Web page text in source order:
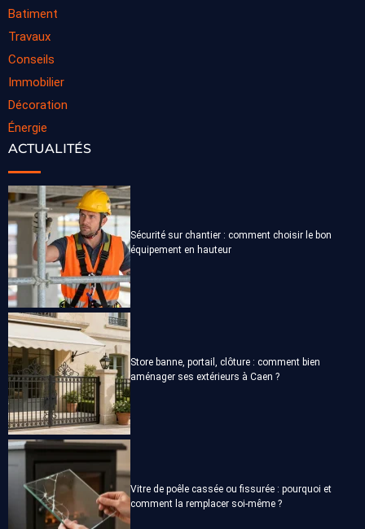
Batiment
Travaux
Conseils
Immobilier
Décoration
Énergie
ACTUALITÉS
Sécurité sur chantier : comment choisir le bon
équipement en hauteur
Store banne, portail, clôture : comment bien
aménager ses extérieurs à Caen ?
Vitre de poêle cassée ou fissurée : pourquoi et
comment la remplacer soi-même ?